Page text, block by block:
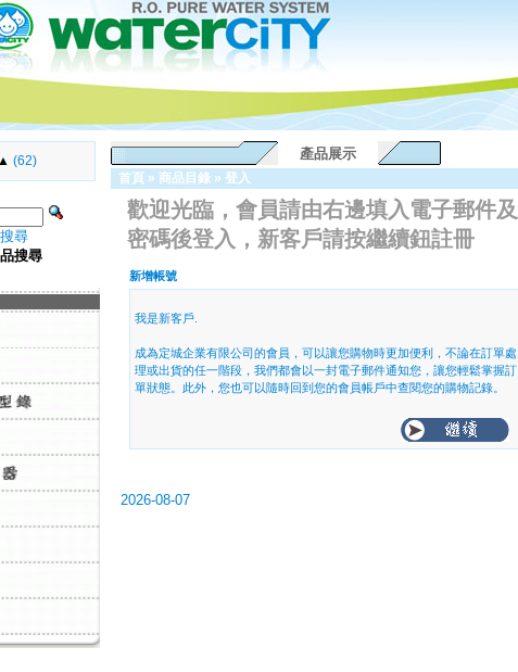
(62)
尋
搜尋
產品展示
首頁 » 商品目錄 » 登入
歡迎光臨，會員請由右邊填入電子郵件及
密碼後登入，新客戶請按繼續鈕註冊
新增帳號
我是新客戶.
成為定城企業有限公司的會員，可以讓您購物時更加便利，不論在訂單處
理或出貨的任一階段，我們都會以一封電子郵件通知您，讓您輕鬆掌握訂
單狀態。此外，您也可以隨時回到您的會員帳戶中查閱您的購物記錄。
2026-08-07